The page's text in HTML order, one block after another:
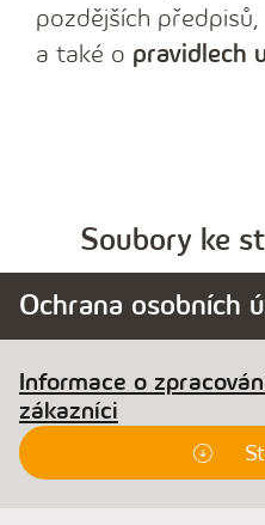
pozdějších předpisů,
a také o pravidlech
Soubory ke
Ochrana osobních
Informace o
zákazníci